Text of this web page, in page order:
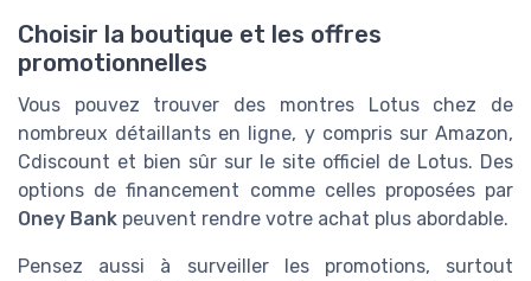
Choisir la boutique et les offres
promotionnelles
Vous pouvez trouver des montres Lotus chez de
nombreux détaillants en ligne, y compris sur Amazon,
Cdiscount et bien sûr sur le site officiel de Lotus. Des
options de financement comme celles proposées par
Oney Bank peuvent rendre votre achat plus abordable.
Pensez aussi à surveiller les promotions, surtout